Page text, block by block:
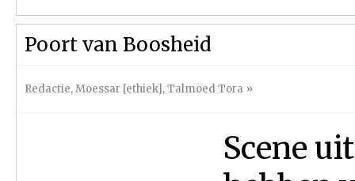
Poort van Boosheid
Redactie,Moessar [ethiek],Talmoed Tora »
Scene